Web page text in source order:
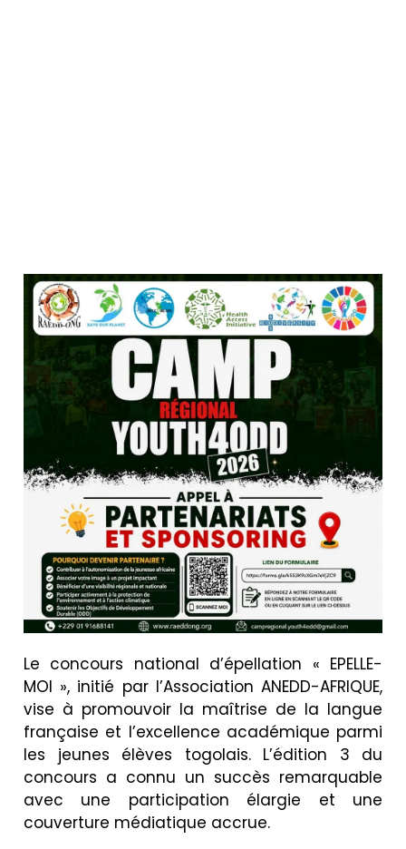
Le concours national d’épellation « EPELLE-
MOI », initié par l’Association ANEDD-AFRIQUE,
vise à promouvoir la maîtrise de la langue
française et l’excellence académique parmi
les jeunes élèves togolais. L’édition 3 du
concours a connu un succès remarquable
avec une participation élargie et une
couverture médiatique accrue.